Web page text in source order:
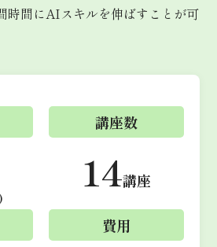
時間にAIスキルを伸ばすことが可
講座数
14講座
費用